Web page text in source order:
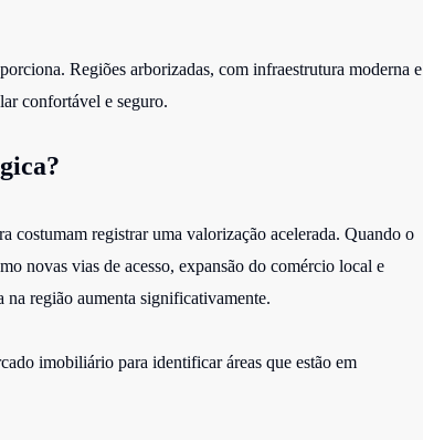
Regiões arborizadas, com infraestrutura moderna e
confortável e seguro.
costumam registrar uma valorização acelerada. Quando o
novas vias de acesso, expansão do comércio local e
na região aumenta significativamente.
imobiliário para identificar áreas que estão em